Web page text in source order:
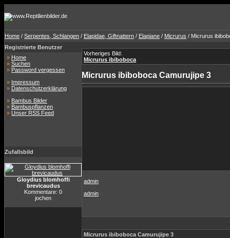
Home / Serpentes, Schlangen / Elapidae, Giftnattern / Elapiane / Micrurus / Micrurus
Registrierte Benutzer
» Home
» Suchen
» Password vergessen
» Impressum
» Datenschutzerklärung
» Bambus Bilder
» Bambuspflanzen
» Unser RSS Feed
Zufallsbild
Gloydius blomhoffi
brevicaudus
Kommentare: 0
jochen
Vorheriges Bild:
Micrurus ibiboboca
Micrurus ibiboboca Camurujipe 3
admin
admin
Micrurus ibiboboca Camurujipe 3